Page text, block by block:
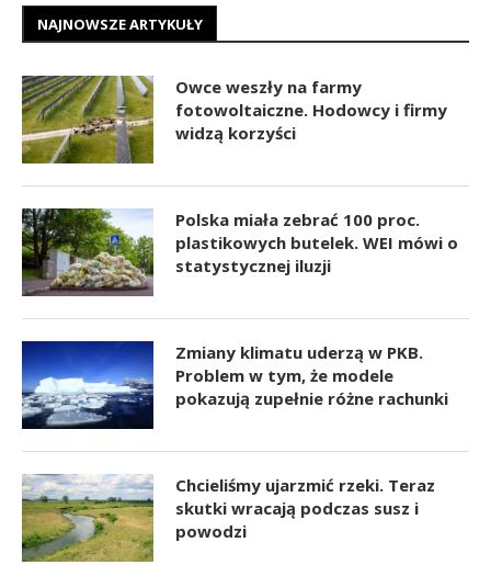
NAJNOWSZE ARTYKUŁY
Owce weszły na farmy
fotowoltaiczne. Hodowcy i firmy
widzą korzyści
Polska miała zebrać 100 proc.
plastikowych butelek. WEI mówi o
statystycznej iluzji
Zmiany klimatu uderzą w PKB.
Problem w tym, że modele
pokazują zupełnie różne rachunki
Chcieliśmy ujarzmić rzeki. Teraz
skutki wracają podczas susz i
powodzi